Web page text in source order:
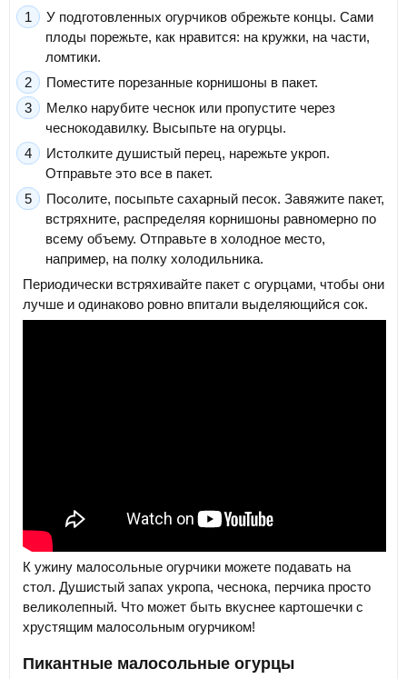
У подготовленных огурчиков обрежьте концы. Сами
плоды порежьте, как нравится: на кружки, на части,
ломтики.
Поместите порезанные корнишоны в пакет.
Мелко нарубите чеснок или пропустите через
чеснокодавилку. Высыпьте на огурцы.
Истолките душистый перец, нарежьте укроп.
Отправьте это все в пакет.
Посолите, посыпьте сахарный песок. Завяжите пакет,
встряхните, распределяя корнишоны равномерно по
всему объему. Отправьте в холодное место,
например, на полку холодильника.
Периодически встряхивайте пакет с огурцами, чтобы они
лучше и одинаково ровно впитали выделяющийся сок.
К ужину малосольные огурчики можете подавать на
стол. Душистый запах укропа, чеснока, перчика просто
великолепный. Что может быть вкуснее картошечки с
хрустящим малосольным огурчиком!
Пикантные малосольные огурцы